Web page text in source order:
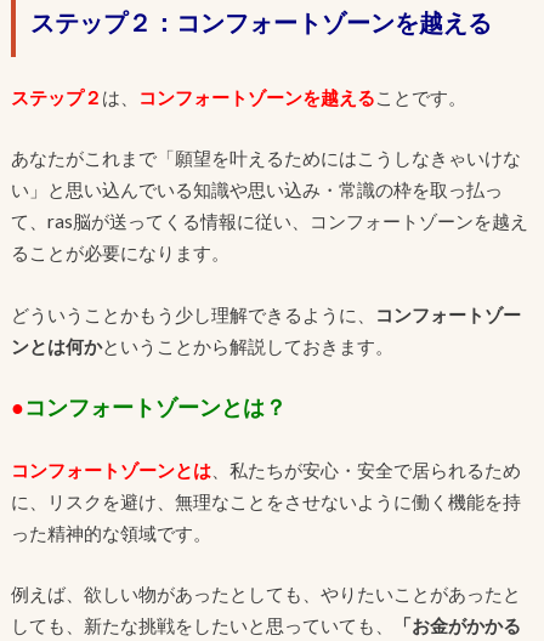
ステップ２：コンフォートゾーンを越える
ステップ２ は、 コンフォートゾーンを越えることです。
あなたがこれまで「願望を叶えるためにはこうしなきゃいけな
い」と思い込んでいる知識や思い込み・常識の枠を取っ払っ
て、ras脳が送ってくる情報に従い、コンフォートゾーンを越え
ることが必要になります。
どういうことかもう少し理解できるように、
コンフォートゾー
ンとは何かということから解説しておきます。
●コンフォートゾーンとは？
コンフォートゾーンとは、私たちが安心・安全で居られるため
に、リスクを避け、無理なことをさせないように働く機能を持
った精神的な領域です。
例えば、欲しい物があったとしても、やりたいことがあったと
しても、新たな挑戦をしたいと思っていても、
「お金がかかる